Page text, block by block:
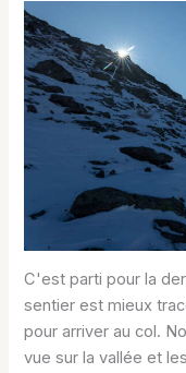
C'est parti pour la
sentier est mieux
pour arriver au col.
vue sur la vallée et